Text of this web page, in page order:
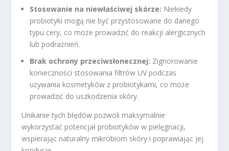
Stosowanie na niewłaściwej skórze: Niekiedy
probiotyki mogą nie być przystosowane do danego
typu cery, co może prowadzić do reakcji alergicznych
lub podrażnień.
Brak ochrony przeciwsłonecznej: Zignorowanie
konieczności stosowania filtrów UV podczas
używania kosmetyków z probiotykami, co może
prowadzić do uszkodzenia skóry.
Unikanie tych błędów pozwoli maksymalnie
wykorzystać potencjał probiotyków w pielęgnacji,
wspierając naturalny mikrobiom skóry i poprawiając jej